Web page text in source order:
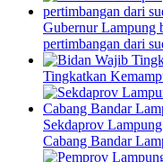
Gubernur Lampung
pertimbangan dari
Tingkatkan
Sekdaprov
Cabang Bandar